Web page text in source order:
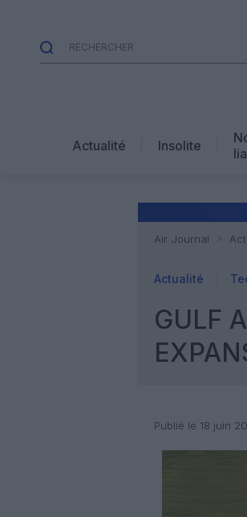
Actualité Insolite
Air Journal
Actualité
GULF
Publié le 18 juin